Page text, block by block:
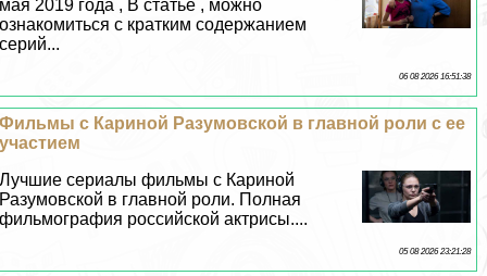
мая 2019 года , В статье , можно
ознакомиться с кратким содержанием
серий...
06 08 2026 16:51:38
Фильмы с Кариной Разумовской в главной роли с ее
участием
Лучшие сериалы фильмы с Кариной
Разумовской в главной роли. Полная
фильмография российской актрисы....
05 08 2026 23:21:28